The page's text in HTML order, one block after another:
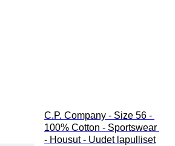
C.P. Company - Size 56 -
100% Cotton - Sportswear
- Housut - Uudet lapulliset